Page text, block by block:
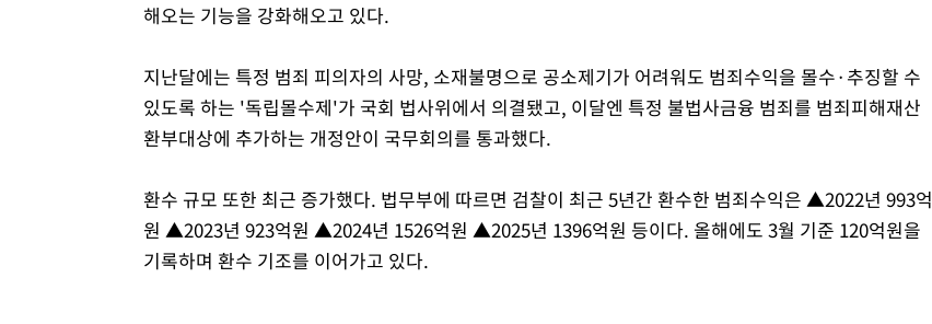
해오는 기능을 강화해오고 있다.
지난달에는 특정 범죄 피의자의 사망, 소재불명으로 공소제기가 어려워도 범죄수익을 몰수·추징할 수
있도록 하는 '독립몰수제'가 국회 법사위에서 의결됐고, 이달엔 특정 불법사금융 범죄를 범죄피해재산
환부대상에 추가하는 개정안이 국무회의를 통과했다.
환수 규모 또한 최근 증가했다. 법무부에 따르면 검찰이 최근 5년간 환수한 범죄수익은 ▲2022년 993억
원 ▲2023년 923억원 ▲2024년 1526억원 ▲2025년 1396억원 등이다. 올해에도 3월 기준 120억원을
기록하며 환수 기조를 이어가고 있다.